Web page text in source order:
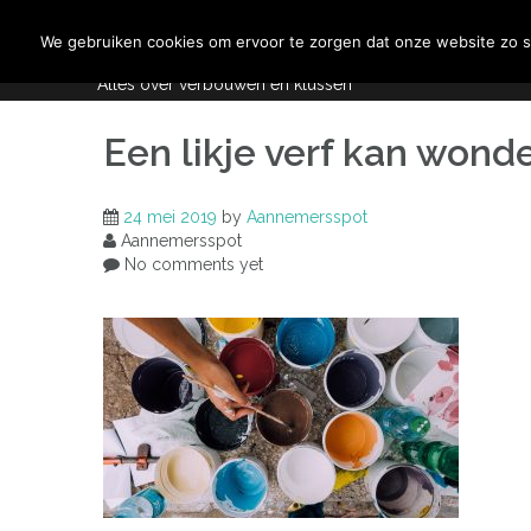
Aannemersspot
Alles over verbouwen en klussen
Een likje verf kan
24 mei 2019 by Aannemersspot
Aannemersspot
No comments yet
We gebruiken cookies om ervoor te zorgen dat onze website